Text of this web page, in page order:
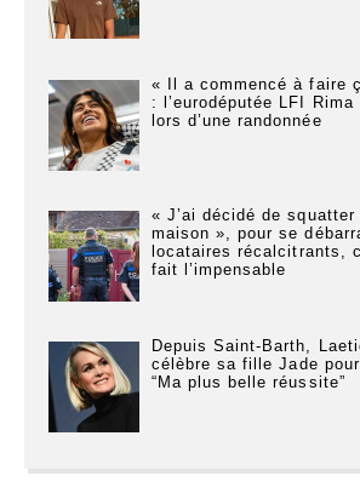
« Il a commencé à faire
: l’eurodéputée LFI
lors d’une randonnée
« J’ai décidé de squatter
maison », pour se
locataires récalcitrants,
fait l’impensable
Depuis Saint-Barth,
célèbre sa fille Jade
“Ma plus belle réussite”